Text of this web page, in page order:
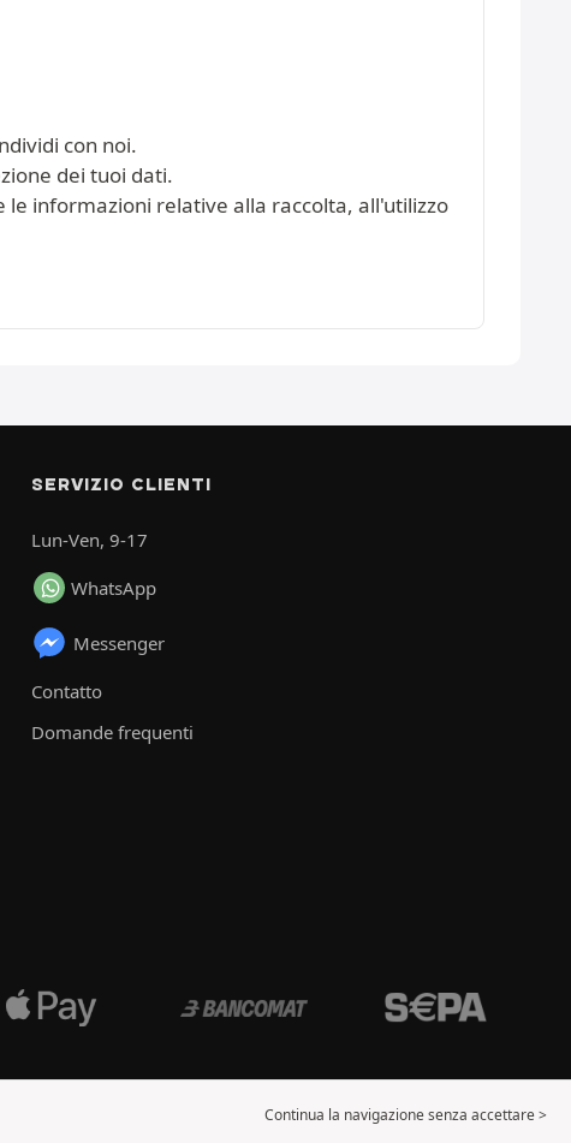
con noi.
dei tuoi dati.
informazioni relative alla raccolta, all'utilizzo
SERVIZIO CLIENTI
Lun-Ven, 9-17
WhatsApp
Messenger
Contatto
Domande frequenti
Continua la navigazione senza accettare >